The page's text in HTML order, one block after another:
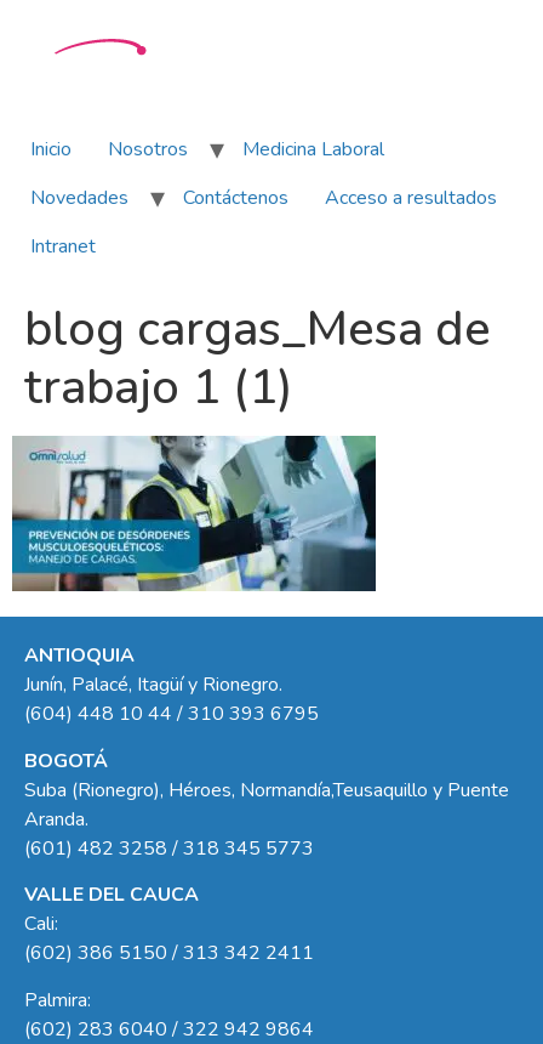
Inicio Nosotros
Medicina Laboral
Novedades
Contáctenos
Acceso a resultados
Intranet
blog cargas_Mesa de
trabajo 1 (1)
ANTIOQUIA
Junín, Palacé, Itagüí y Rionegro.
(604) 448 10 44 / 310 393 6795
BOGOTÁ
Suba (Rionegro), Héroes, Normandía,Teusaquillo y Puente
Aranda.
(601) 482 3258 / 318 345 5773
VALLE DEL CAUCA
Cali:
(602) 386 5150 / 313 342 2411
Palmira:
(602) 283 6040 / 322 942 9864